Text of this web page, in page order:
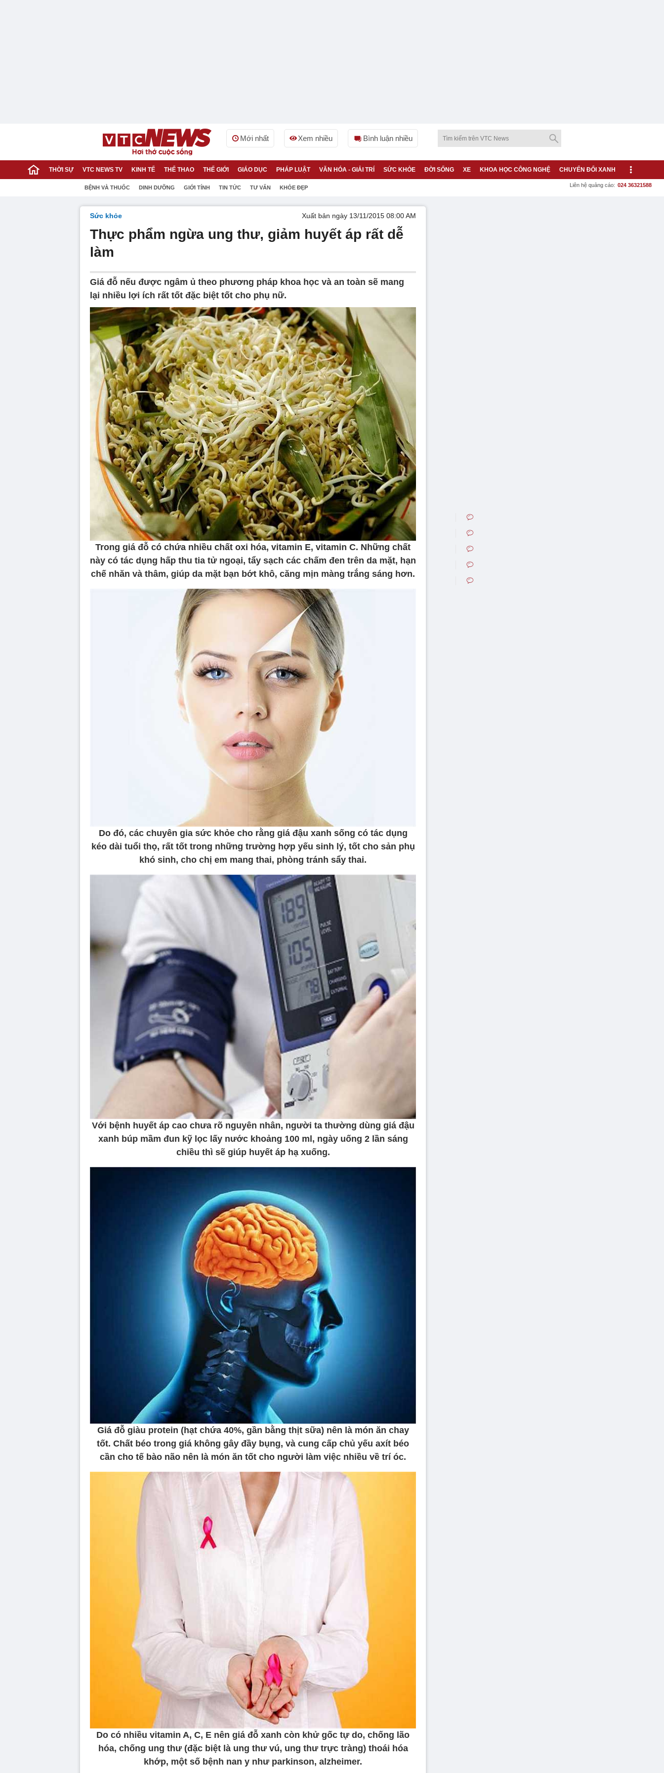
Mới nhất Xem nhiều Bình luận nhiều
THỜI SỰ VTC NEWS TV KINH TẾ THỂ THAO THẾ GIỚI GIÁO DỤC PHÁP LUẬT VĂN HÓA - GIẢI TRÍ SỨC KHỎE ĐỜI SỐNG XE KHOA HỌC CÔNG NGHỆ CHUYỂN ĐỔI XANH
BỆNH VÀ THUỐC DINH DƯỠNG GIỚI TÍNH TIN TỨC TƯ VẤN KHỎE ĐẸP Liên hệ quảng cáo: 024 36321588
Sức khỏe Xuất bản ngày 13/11/2015 08:00 AM
Thực phẩm ngừa ung thư, giảm huyết áp rất dễ
làm
Giá đỗ nếu được ngâm ủ theo phương pháp khoa học và an toàn sẽ mang
lại nhiều lợi ích rất tốt đặc biệt tốt cho phụ nữ.
Trong giá đỗ có chứa nhiều chất oxi hóa, vitamin E, vitamin C. Những chất
này có tác dụng hấp thu tia tử ngoại, tẩy sạch các chấm đen trên da mặt, hạn
chế nhăn và thâm, giúp da mặt bạn bớt khô, căng mịn màng trắng sáng hơn.
Do đó, các chuyên gia sức khỏe cho rằng giá đậu xanh sống có tác dụng
kéo dài tuổi thọ, rất tốt trong những trường hợp yếu sinh lý, tốt cho sản phụ
khó sinh, cho chị em mang thai, phòng tránh sẩy thai.
Với bệnh huyết áp cao chưa rõ nguyên nhân, người ta thường dùng giá đậu
xanh búp mầm đun kỹ lọc lấy nước khoảng 100 ml, ngày uống 2 lần sáng
chiều thì sẽ giúp huyết áp hạ xuống.
Giá đỗ giàu protein (hạt chứa 40%, gần bằng thịt sữa) nên là món ăn chay
tốt. Chất béo trong giá không gây đầy bụng, và cung cấp chủ yếu axít béo
cần cho tế bào não nên là món ăn tốt cho người làm việc nhiều về trí óc.
Do có nhiều vitamin A, C, E nên giá đỗ xanh còn khử gốc tự do, chống lão
hóa, chống ung thư (đặc biệt là ung thư vú, ung thư trực tràng) thoái hóa
khớp, một số bệnh nan y như parkinson, alzheimer.